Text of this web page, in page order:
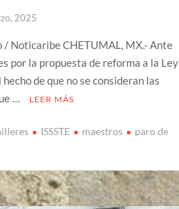
2025
/ Noticaribe CHETUMAL, MX.- Ante
por la propuesta de reforma a la Ley
hecho de que no se consideran las
…
LEER MÁS
ISSSTE maestros
paro de